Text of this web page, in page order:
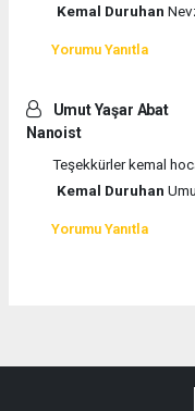
Kemal Duruhan
Yorumu Yanıtla
Umut Yaşar Abat
Nanoist
Teşekkürler kemal
Kemal Duruhan
Yorumu Yanıtla